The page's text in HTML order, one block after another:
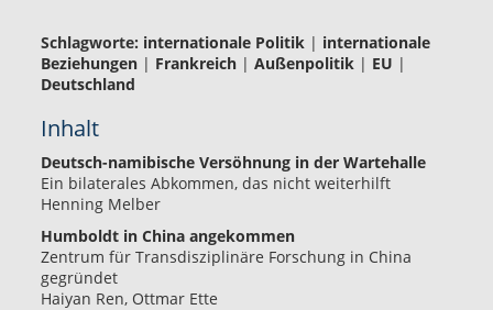
Schlagworte: internationale Politik | internationale
Beziehungen | Frankreich | Außenpolitik | EU |
Deutschland
Inhalt
Deutsch-namibische Versöhnung in der Wartehalle
Ein bilaterales Abkommen, das nicht weiterhilft
Henning Melber
Humboldt in China angekommen
Zentrum für Transdisziplinäre Forschung in China
gegründet
Haiyan Ren, Ottmar Ette